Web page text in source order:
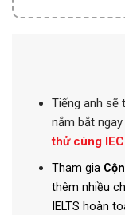
Tiếng anh sẽ
nắm bắt
thử cùng
Tham gia
thêm nhiều
IELTS hoàn